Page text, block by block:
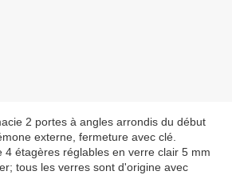
2 portes à angles arrondis du début
externe, fermeture avec clé.
4 étagères réglables en verre clair 5 mm
tous les verres sont d'origine avec